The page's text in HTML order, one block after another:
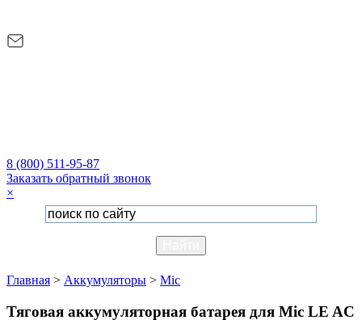
8 (800) 511-95-87
Заказать обратный звонок
×
Главная > Аккумуляторы > Mic
Тяговая аккумуляторная батарея для Mic LE AC